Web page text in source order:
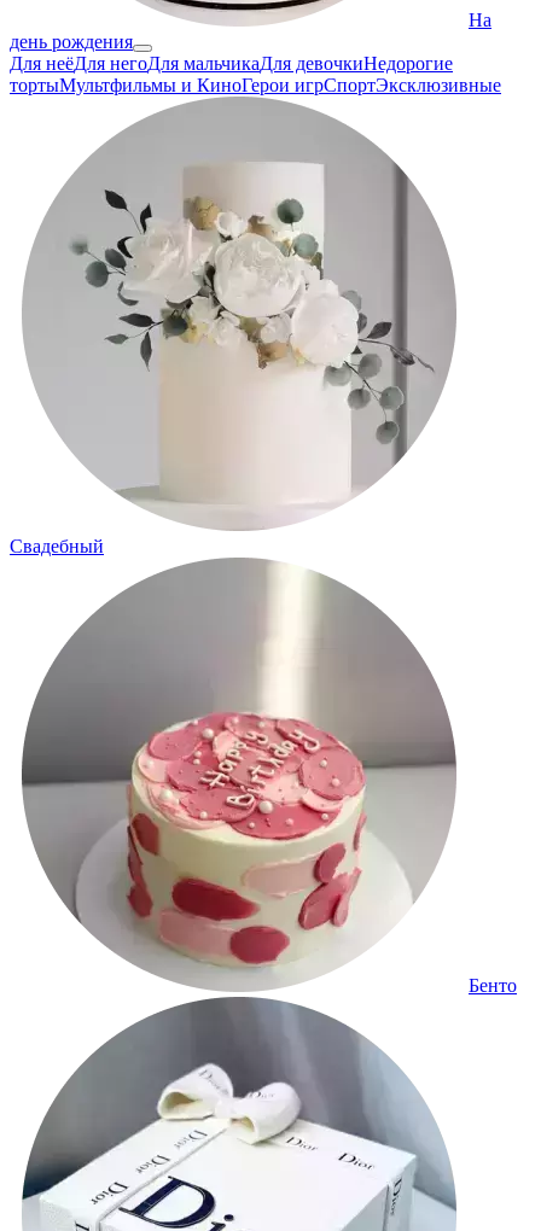
На
день рождения
Для неёДля негоДля мальчикаДля девочкиНедорогие
тортыМультфильмы и КиноГерои игрСпортЭксклюзивные
Свадебный
Бенто